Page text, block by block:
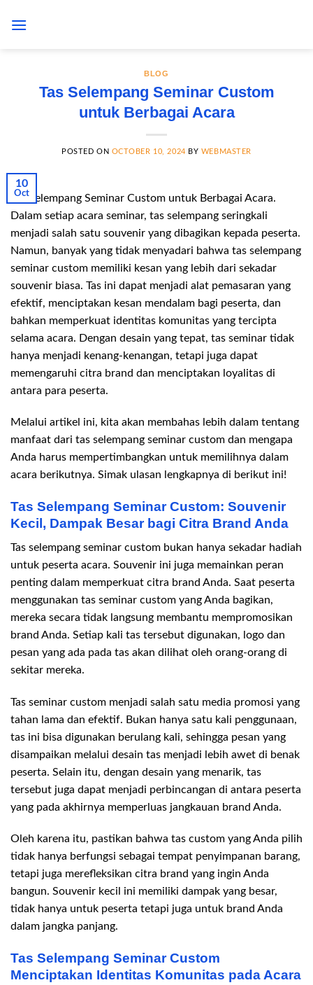
BLOG
Tas Selempang Seminar Custom
untuk Berbagai Acara
POSTED ON OCTOBER 10, 2024 BY WEBMASTER
10
Oct
Tas Selempang Seminar Custom untuk Berbagai Acara.
Dalam setiap acara seminar, tas selempang seringkali
menjadi salah satu souvenir yang dibagikan kepada peserta.
Namun, banyak yang tidak menyadari bahwa tas selempang
seminar custom memiliki kesan yang lebih dari sekadar
souvenir biasa. Tas ini dapat menjadi alat pemasaran yang
efektif, menciptakan kesan mendalam bagi peserta, dan
bahkan memperkuat identitas komunitas yang tercipta
selama acara. Dengan desain yang tepat, tas seminar tidak
hanya menjadi kenang-kenangan, tetapi juga dapat
memengaruhi citra brand dan menciptakan loyalitas di
antara para peserta.
Melalui artikel ini, kita akan membahas lebih dalam tentang
manfaat dari tas selempang seminar custom dan mengapa
Anda harus mempertimbangkan untuk memilihnya dalam
acara berikutnya. Simak ulasan lengkapnya di berikut ini!
Tas Selempang Seminar Custom: Souvenir
Kecil, Dampak Besar bagi Citra Brand Anda
Tas selempang seminar custom bukan hanya sekadar hadiah
untuk peserta acara. Souvenir ini juga memainkan peran
penting dalam memperkuat citra brand Anda. Saat peserta
menggunakan tas seminar custom yang Anda bagikan,
mereka secara tidak langsung membantu mempromosikan
brand Anda. Setiap kali tas tersebut digunakan, logo dan
pesan yang ada pada tas akan dilihat oleh orang-orang di
sekitar mereka.
Tas seminar custom menjadi salah satu media promosi yang
tahan lama dan efektif. Bukan hanya satu kali penggunaan,
tas ini bisa digunakan berulang kali, sehingga pesan yang
disampaikan melalui desain tas menjadi lebih awet di benak
peserta. Selain itu, dengan desain yang menarik, tas
tersebut juga dapat menjadi perbincangan di antara peserta
yang pada akhirnya memperluas jangkauan brand Anda.
Oleh karena itu, pastikan bahwa tas custom yang Anda pilih
tidak hanya berfungsi sebagai tempat penyimpanan barang,
tetapi juga merefleksikan citra brand yang ingin Anda
bangun. Souvenir kecil ini memiliki dampak yang besar,
tidak hanya untuk peserta tetapi juga untuk brand Anda
dalam jangka panjang.
Tas Selempang Seminar Custom
Menciptakan Identitas Komunitas pada Acara